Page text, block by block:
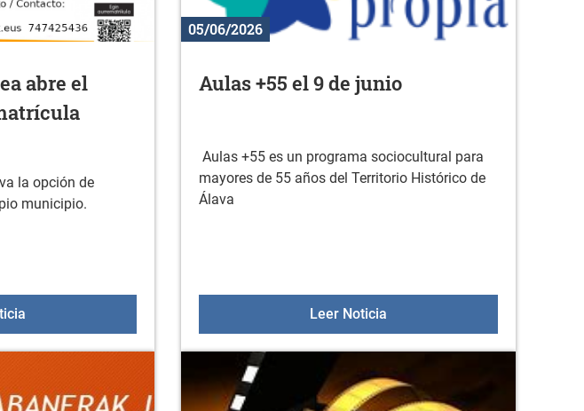
la sombra"
abre el
la opción de
municipio.
AEK de Gorbeialdea abre el plazo para la prematrícula
05/06/2026
Aulas +55 el 9 de junio
Aulas +55 es un programa sociocultural para
mayores de 55 años del Territorio Histórico de
Álava
Leer Noticia